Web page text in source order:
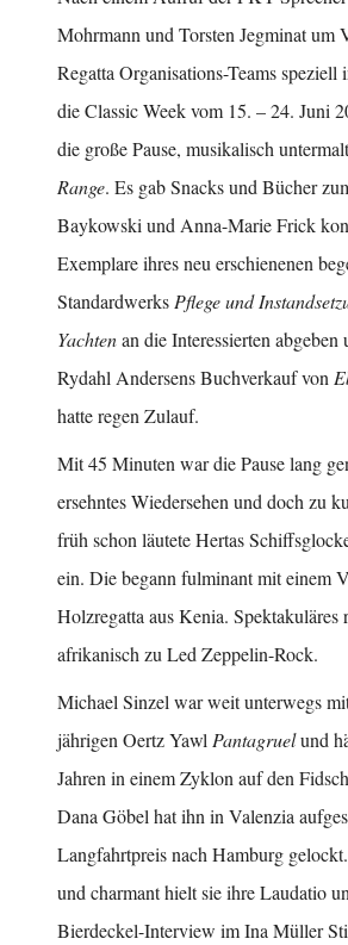
Mohrmann und Torsten Jegminat um
Regatta Organisations-Teams
die Classic Week vom 15. – 24. Juni
die große Pause, musikalisch
Range. Es gab Snacks und Bücher
Baykowski und Anna-Marie Frick
Exemplare ihres neu erschienenen
StandardwerksPflege und
Yachtenan die Interessierten
Rydahl Andersens Buchverkauf von
hatte regen Zulauf.
Mit 45 Minuten war die Pause lang
ersehntes Wiedersehen und doch zu
früh schon läutete Hertas
ein. Die begann fulminant mit einem
Holzregatta aus Kenia. Spektakuläres
afrikanisch zu Led Zeppelin-Rock.
Michael Sinzel war weit unterwegs
jährigen Oertz YawlPantagruelund
Jahren in einem Zyklon auf den
Dana Göbel hat ihn in Valenzia
Langfahrtpreis nach Hamburg
und charmant hielt sie ihre Laudatio
Bierdeckel-Interview im Ina Müller